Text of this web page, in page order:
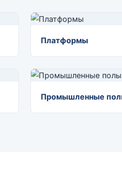
Платформы
Промышленные